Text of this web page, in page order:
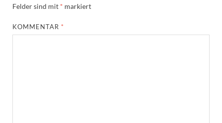
Felder sind mit * markiert
KOMMENTAR *